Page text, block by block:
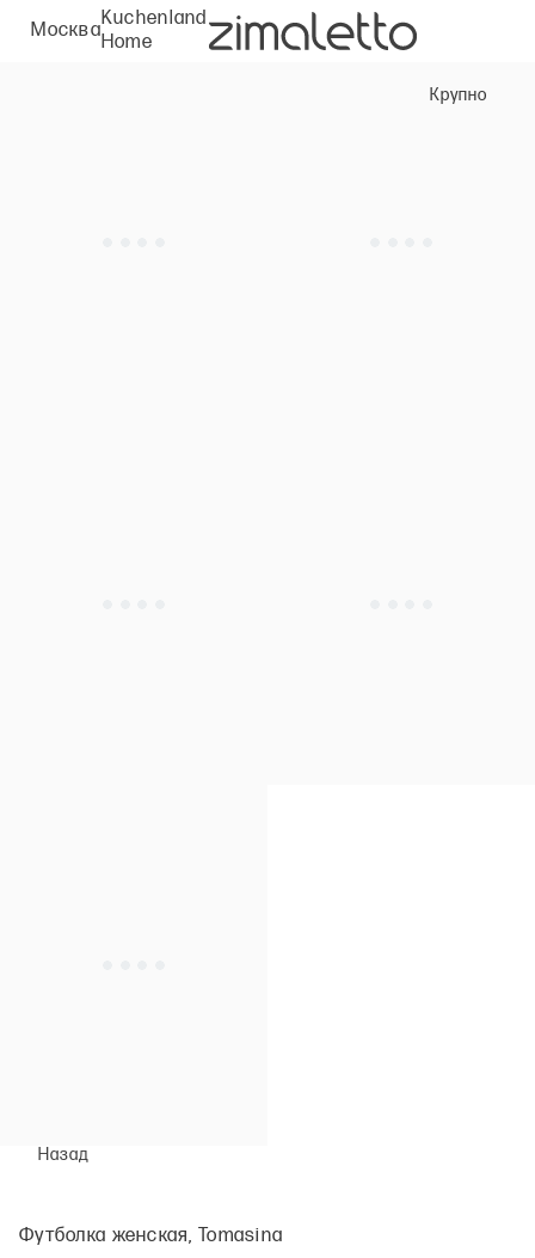
Москва
Kuchenland
Home
Крупно
Назад
Футболка женская, Tomasina